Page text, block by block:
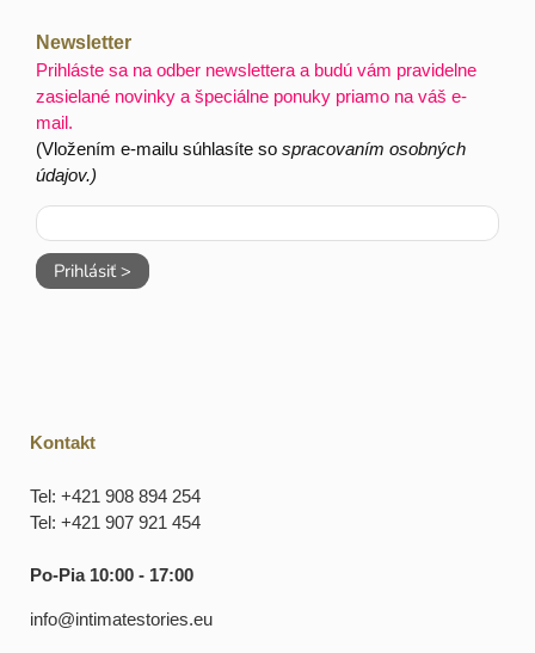
Newsletter
Prihláste sa na odber newslettera a budú vám pravidelne
zasielané novinky a špeciálne ponuky priamo na váš e-
mail.
(Vložením e-mailu súhlasíte sospracovaním osobných
údajov.)
Prihlásiť >
Kontakt
Tel: +421 908 894 254
Tel: +421 907 921 454
Po-Pia 10:00 - 17:00
info@intimatestories.eu